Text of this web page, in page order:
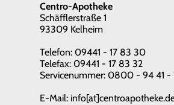
Centro-Apotheke
Schäfflerstraße 1
93309 Kelheim
Telefon: 09441 - 17 83 30
Telefax: 09441 - 17 83 32
Servicenummer: 0800 - 94 41 -
E-Mail: